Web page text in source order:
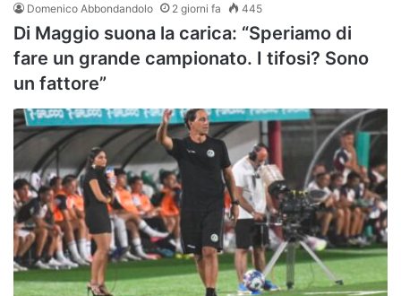
Domenico Abbondandolo 2 giorni fa 445
Di Maggio suona la carica: “Speriamo di
fare un grande campionato. I tifosi? Sono
un fattore”